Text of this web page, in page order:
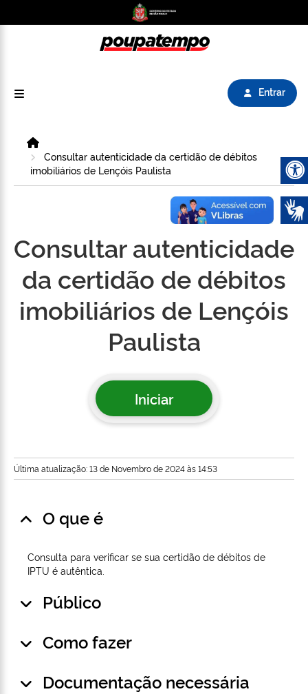
Entrar
Consultar autenticidade da certidão de débitos
imobiliários de Lençóis Paulista
Consultar autenticidade
da certidão de débitos
imobiliários de Lençóis
Paulista
Iniciar
Última atualização: 13 de Novembro de 2024 às 14:53
O que é
Consulta para verificar se sua certidão de débitos de
IPTU é autêntica.
Público
Como fazer
Documentação necessária